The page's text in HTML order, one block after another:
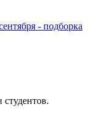
- подборка